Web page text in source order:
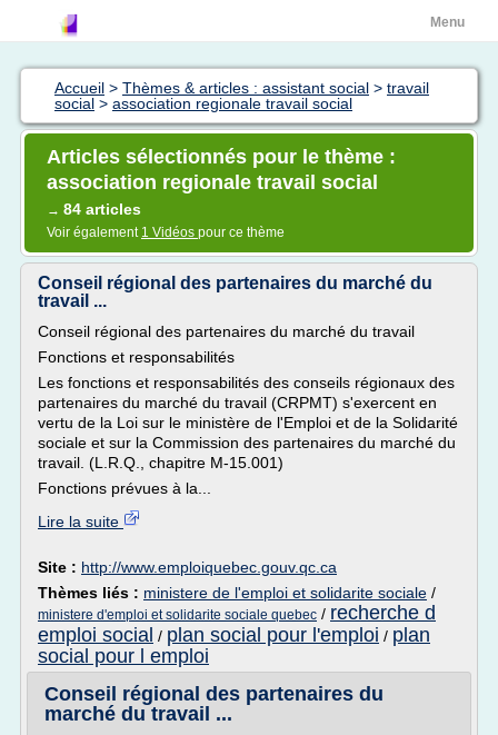
Menu
Accueil > Thèmes & articles : assistant social > travail
social > association regionale travail social
Articles sélectionnés pour le thème :
association regionale travail social
→ 84 articles
Voir également 1 Vidéos pour ce thème
Conseil régional des partenaires du marché du
travail ...
Conseil régional des partenaires du marché du travail
Fonctions et responsabilités
Les fonctions et responsabilités des conseils régionaux des
partenaires du marché du travail (CRPMT) s'exercent en
vertu de la Loi sur le ministère de l'Emploi et de la Solidarité
sociale et sur la Commission des partenaires du marché du
travail. (L.R.Q., chapitre M-15.001)
Fonctions prévues à la...
Lire la suite
Site : http://www.emploiquebec.gouv.qc.ca
Thèmes liés : ministere de l'emploi et solidarite sociale /
ministere d'emploi et solidarite sociale quebec / recherche d
emploi social / plan social pour l'emploi / plan
social pour l emploi
Conseil régional des partenaires du
marché du travail ...